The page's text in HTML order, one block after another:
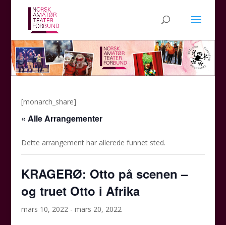
[monarch_share]
« Alle Arrangementer
Dette arrangement har allerede funnet sted.
KRAGERØ: Otto på scenen –
og truet Otto i Afrika
mars 10, 2022 -mars 20, 2022